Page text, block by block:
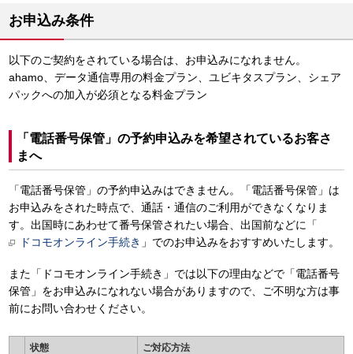
お申込み条件
以下のご契約をされている場合は、お申込みになれません。
ahamo、データ通信専用の料金プラン、ユビキタスプラン、シェア
パックへの加入が必須となる料金プラン
「電話番号保管」の予約申込みを希望されているお客さ
まへ
「電話番号保管」の予約申込みはできません。「電話番号保管」は
お申込みをされた時点で、通話・通信のご利用ができなくなりま
す。出国時にあわせて番号保管されたい場合、出国前などに「
ドコモオンライン手続き 」でのお申込みをおすすめいたします。
また「ドコモオンライン手続き」では以下の理由などで「電話番号
保管」をお申込みになれない場合がありますので、ご不明な方は事
前にお問い合わせください。
状態 ご対応方法